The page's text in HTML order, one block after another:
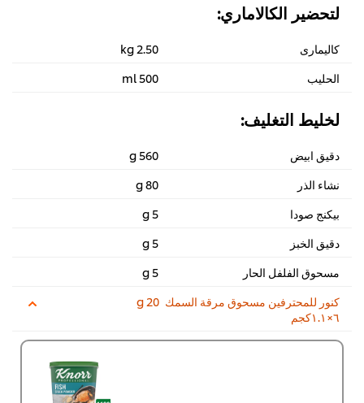
لتحضير الكالاماري:
كاليمارى
2.50 kg
الحليب
500 ml
لخليط التغليف:
دقيق ابيض
560 g
نشاء الذر
80 g
بيكنج صودا
دقيق الخبز
مسحوق الفلفل الحار
كنور للمحترفين مسحوق مرقة السمك 20 g